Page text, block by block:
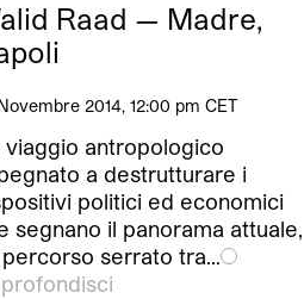
Raad — Madre,
2014, 12:00 pm CET
viaggio antropologico
a destrutturare i
politici ed economici
segnano il panorama attuale,
percorso serrato tra…